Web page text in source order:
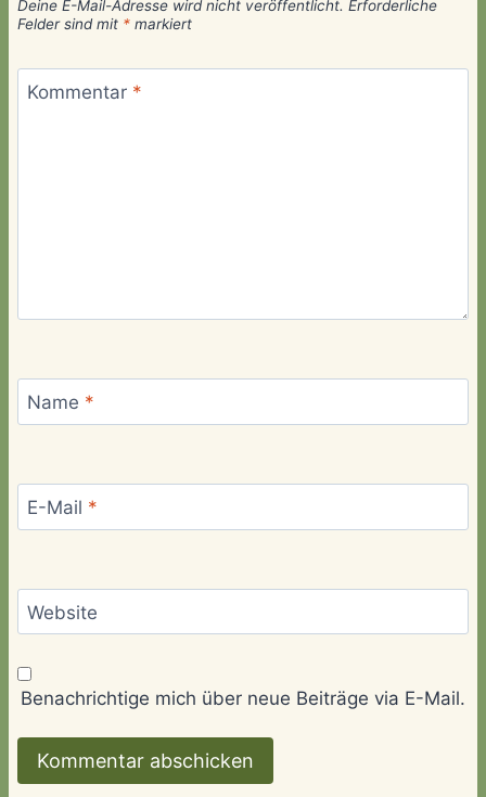
Deine E-Mail-Adresse wird nicht veröffentlicht. Erforderliche
Felder sind mit * markiert
Kommentar *
Name *
E-Mail *
Website
Benachrichtige mich über neue Beiträge via E-Mail.